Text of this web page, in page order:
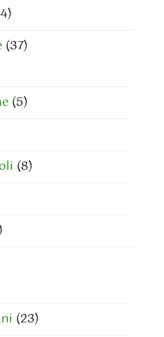
(37)
(5)
(8)
(23)